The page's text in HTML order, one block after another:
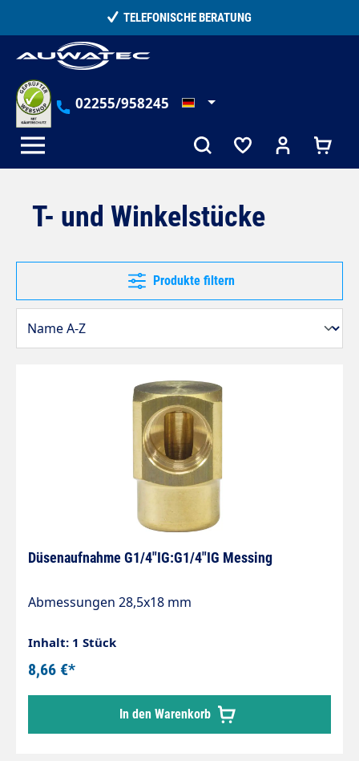
15.000+ ZUFRIEDENE KUNDEN
02255/958245
T- und Winkelstücke
Produkte filtern
Düsenaufnahme G1/4"IG:G1/4"IG Messing
Abmessungen 28,5x18 mm
Inhalt: 1 Stück
8,66 €*
In den Warenkorb